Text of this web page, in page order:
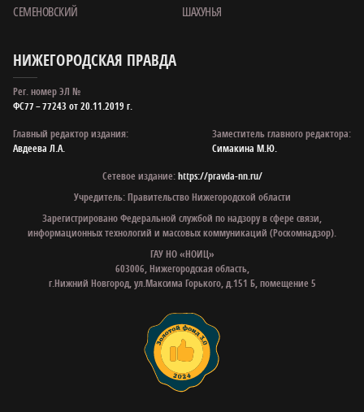
СЕМЕНОВСКИЙ
ШАХУНЬЯ
НИЖЕГОРОДСКАЯ ПРАВДА
Рег. номер ЭЛ №
ФС77 – 77243 от 20.11.2019 г.
Главный редактор издания:
Авдеева Л.А.
Заместитель главного редактора:
Симакина М.Ю.
Сетевое издание:https://pravda-nn.ru/
Учредитель: Правительство Нижегородской области
Зарегистрировано Федеральной службой по надзору в сфере связи,
информационных технологий и массовых коммуникаций (Роскомнадзор).
ГАУ НО «НОИЦ»
603006, Нижегородская область,
г.Нижний Новгород, ул.Максима Горького, д.151 Б, помещение 5